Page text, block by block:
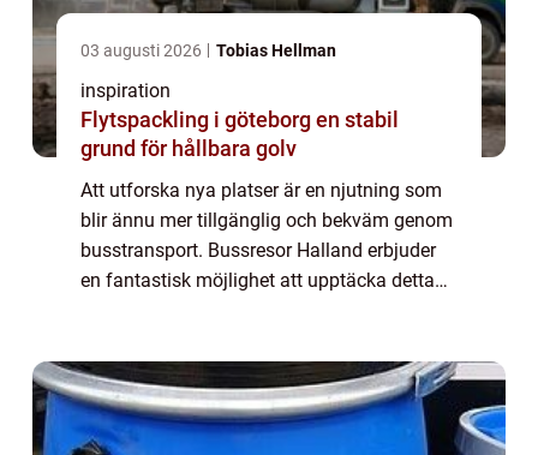
03 augusti 2026 Tobias Hellman
inspiration
Flytspackling i göteborg en stabil
grund för hållbara golv
Att utforska nya platser är en njutning som
blir ännu mer tillgänglig och bekväm genom
busstransport. Bussresor Halland erbjuder
en fantastisk möjlighet att upptäcka detta